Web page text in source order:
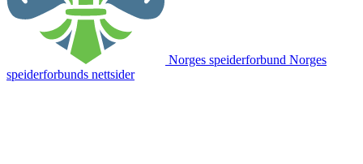
Norges speiderforbund Norges
speiderforbunds nettsider